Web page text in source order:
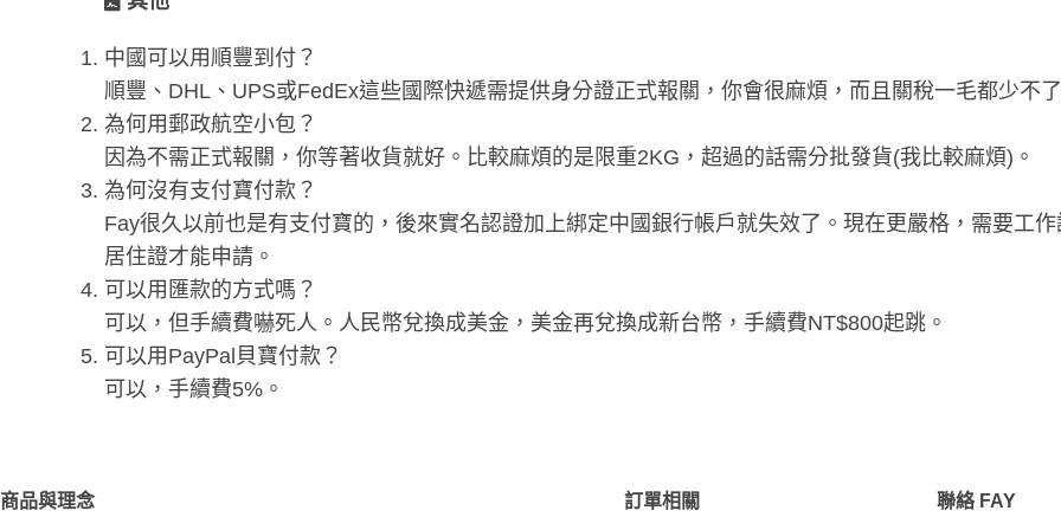
中國可以用順豐到付？
順豐、DHL、UPS或FedEx這些國際快遞需提供身分證正式報關，你會很麻煩，而且關稅一毛都少不了
為何用郵政航空小包？
因為不需正式報關，你等著收貨就好。比較麻煩的是限重2KG，超過的話需分批發貨(我比較麻煩)。
為何沒有支付寶付款？
Fay很久以前也是有支付寶的，後來實名認證加上綁定中國銀行帳戶就失效了。現在更嚴格，需要工作
居住證才能申請。
可以用匯款的方式嗎？
可以，但手續費嚇死人。人民幣兌換成美金，美金再兌換成新台幣，手續費NT$800起跳。
可以用PayPal貝寶付款？
可以，手續費5%。
商品與理念 訂單相關 聯絡 FAY